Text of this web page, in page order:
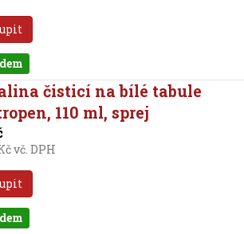
čisticí na bílé tabule
110 ml, sprej
vč. DPH